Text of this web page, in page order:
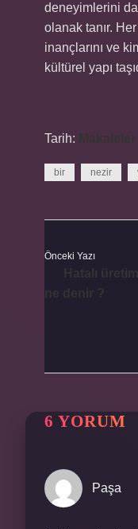
deneyimlerini
olanak tanır.
inançlarını ve
kültürel yapı
Tarih: Makaleler
bir nezir
Önceki Yazı
6 YORUM
Paşa